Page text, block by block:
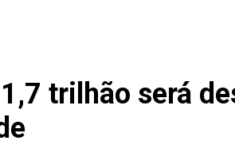
trilhão será